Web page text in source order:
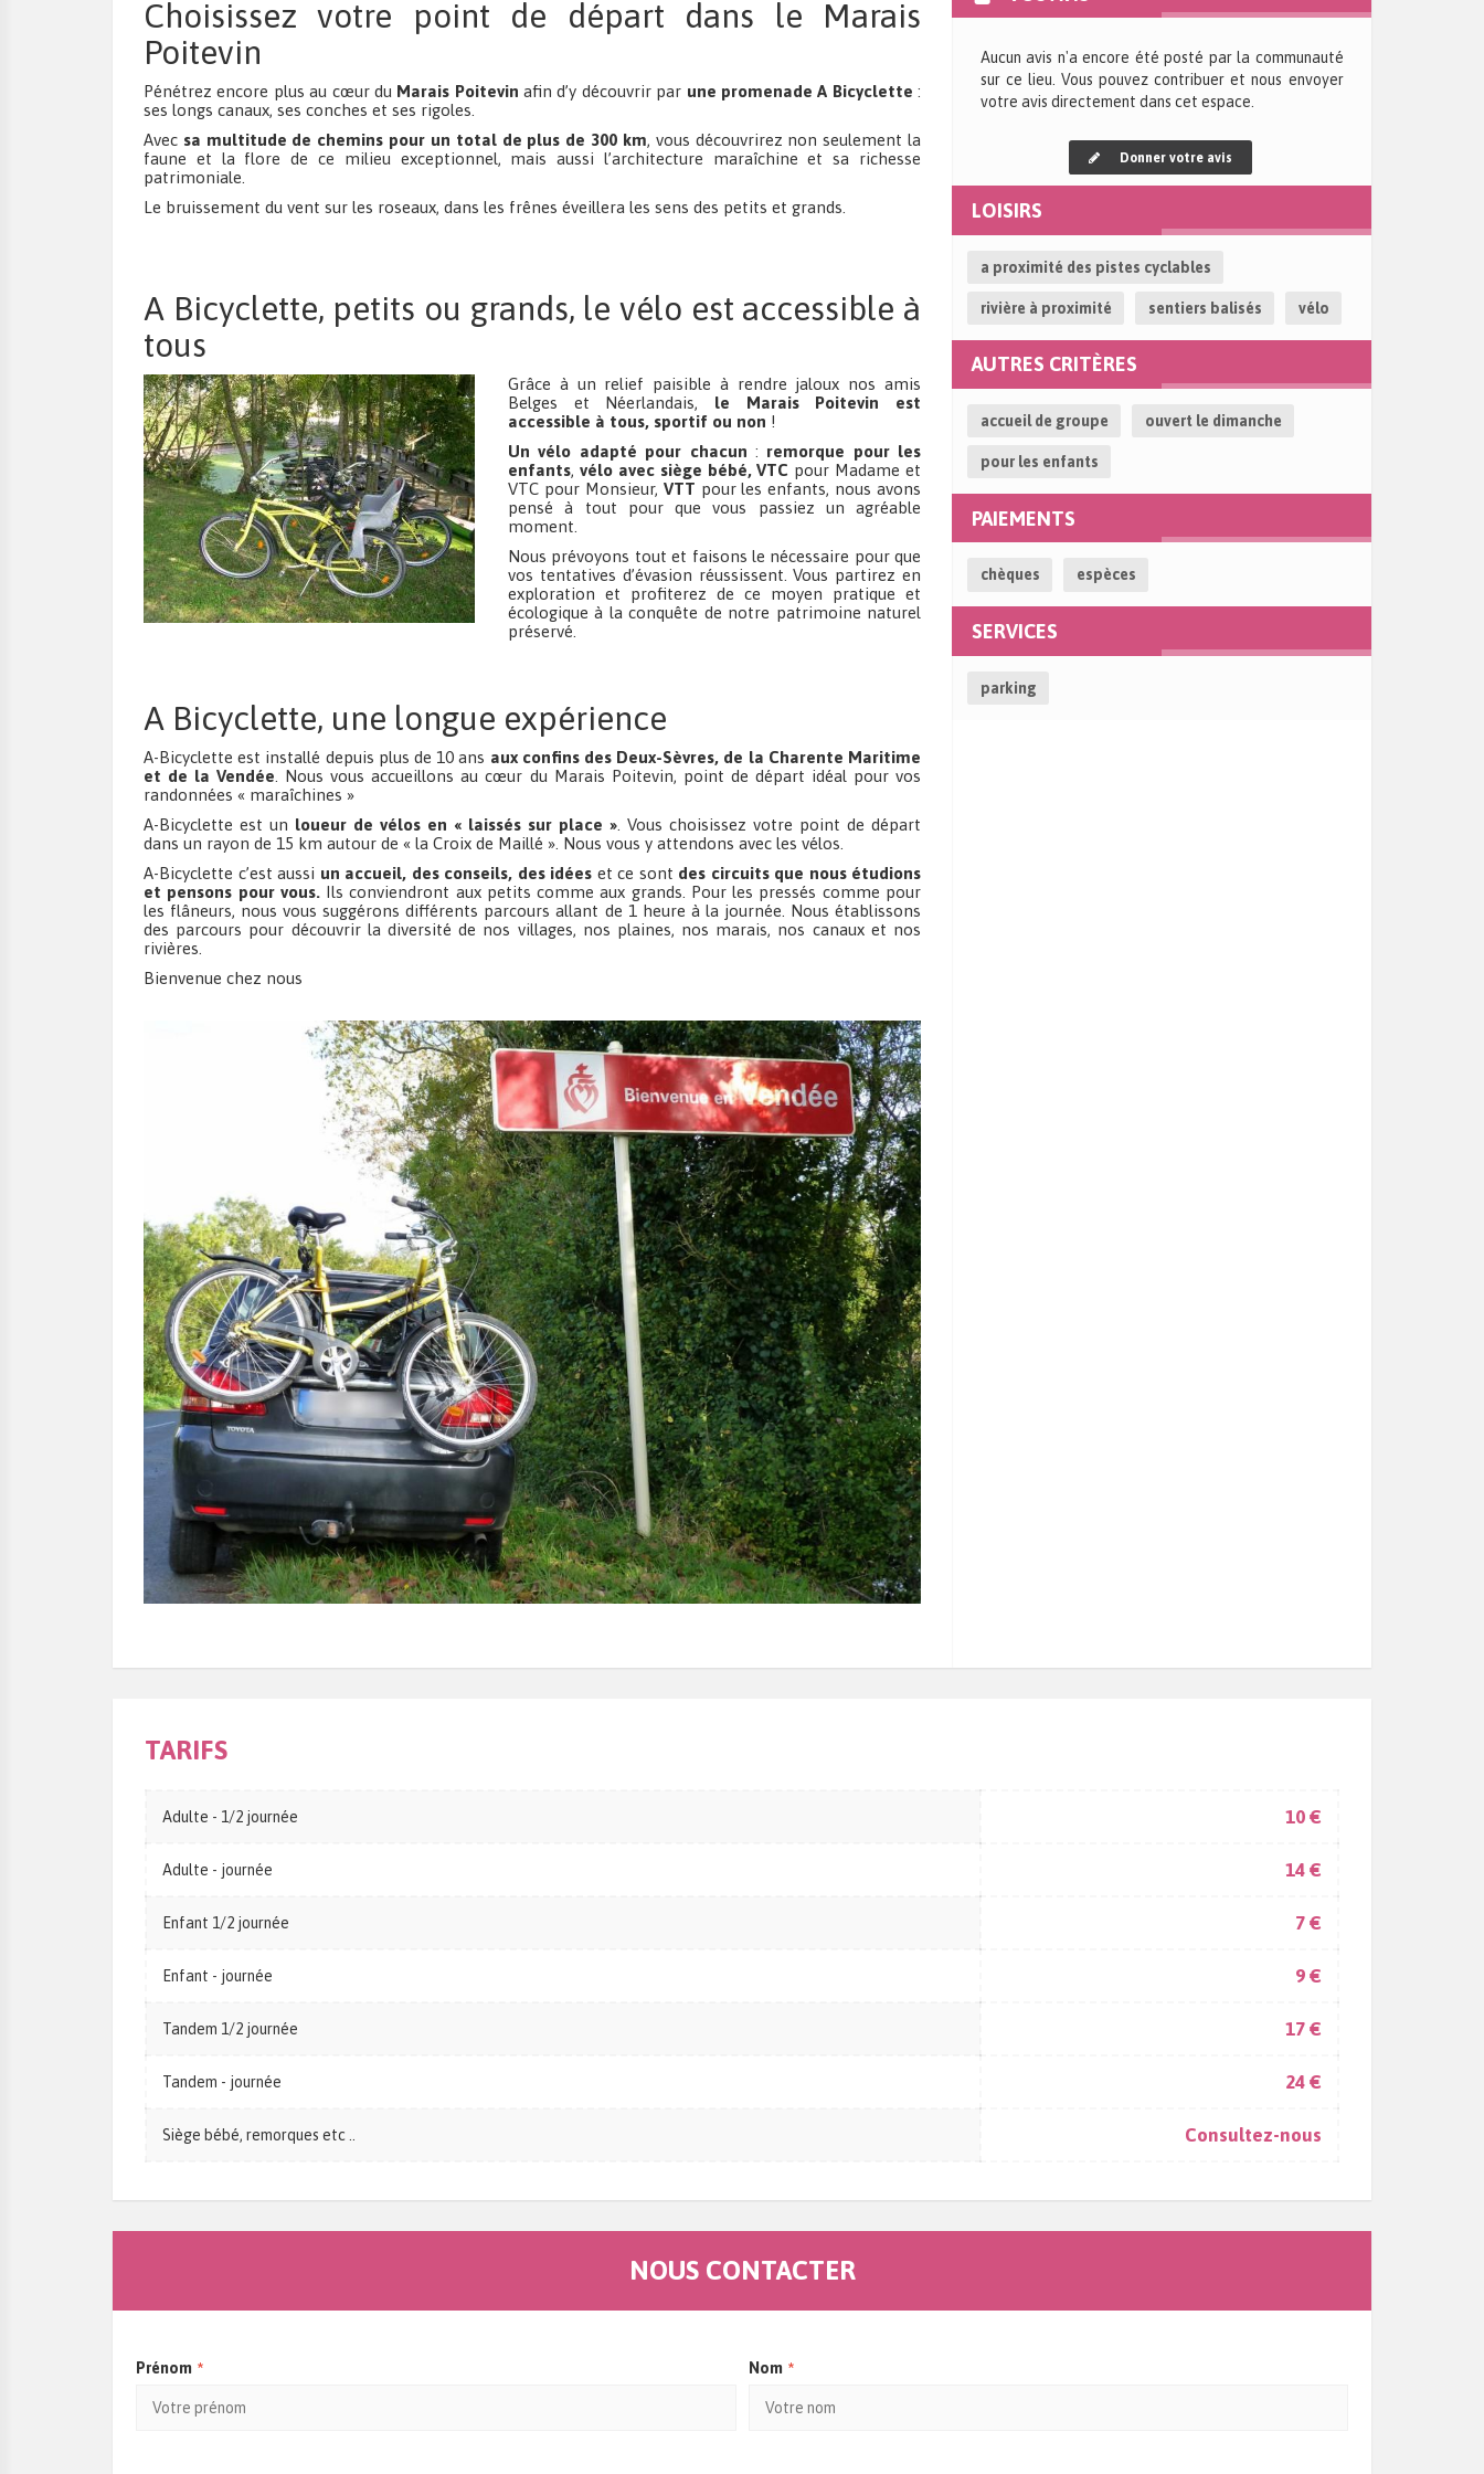
Choisissez votre point de départ dans le Marais
Poitevin
Pénétrez encore plus au cœur du Marais Poitevin afin d’y découvrir par une promenade A Bicyclette :
ses longs canaux, ses conches et ses rigoles.
Avec sa multitude de chemins pour un total de plus de 300 km, vous découvrirez non seulement la
faune et la flore de ce milieu exceptionnel, mais aussi l’architecture maraîchine et sa richesse
patrimoniale.
Le bruissement du vent sur les roseaux, dans les frênes éveillera les sens des petits et grands.
A Bicyclette, petits ou grands, le vélo est accessible à
tous
Grâce à un relief paisible à rendre jaloux nos amis
Belges et Néerlandais, le Marais Poitevin est
accessible à tous, sportif ou non !
Un vélo adapté pour chacun : remorque pour les
enfants, vélo avec siège bébé, VTC pour Madame et
VTC pour Monsieur, VTT pour les enfants, nous avons
pensé à tout pour que vous passiez un agréable
moment.
Nous prévoyons tout et faisons le nécessaire pour que
vos tentatives d’évasion réussissent. Vous partirez en
exploration et profiterez de ce moyen pratique et
écologique à la conquête de notre patrimoine naturel
préservé.
A Bicyclette, une longue expérience
A-Bicyclette est installé depuis plus de 10 ans aux confins des Deux-Sèvres, de la Charente Maritime
et de la Vendée . Nous vous accueillons au cœur du Marais Poitevin, point de départ idéal pour vos
randonnées « maraîchines »
A-Bicyclette est un loueur de vélos en « laissés sur place » . Vous choisissez votre point de départ
dans un rayon de 15 km autour de « la Croix de Maillé ». Nous vous y attendons avec les vélos.
A-Bicyclette c’est aussi un accueil, des conseils, des idées et ce sont des circuits que nous étudions
et pensons pour vous.Ils conviendront aux petits comme aux grands. Pour les pressés comme pour
les flâneurs, nous vous suggérons différents parcours allant de 1 heure à la journée. Nous établissons
des parcours pour découvrir la diversité de nos villages, nos plaines, nos marais, nos canaux et nos
rivières.
Bienvenue chez nous
Aucun avis n'a encore été posté par la communauté
sur ce lieu. Vous pouvez contribuer et nous envoyer
votre avis directement dans cet espace.
Donner votre avis
Votre adresse de messagerie ne sera pas publiée.
Quelle note lui donnerez-vous ?
LOISIRS
a proximité des pistes cyclables
rivière à proximité sentiers balisés vélo
AUTRES CRITÈRES
accueil de groupe ouvert le dimanche
pour les enfants
PAIEMENTS
chèques espèces
SERVICES
parking
TARIFS
Adulte - 1/2 journée 10 €
Adulte - journée 14 €
Enfant 1/2 journée 7 €
Enfant - journée 9 €
Tandem 1/2 journée 17 €
Tandem - journée 24 €
Siège bébé, remorques etc .. Consultez-nous
NOUS CONTACTER
Prénom * Nom *